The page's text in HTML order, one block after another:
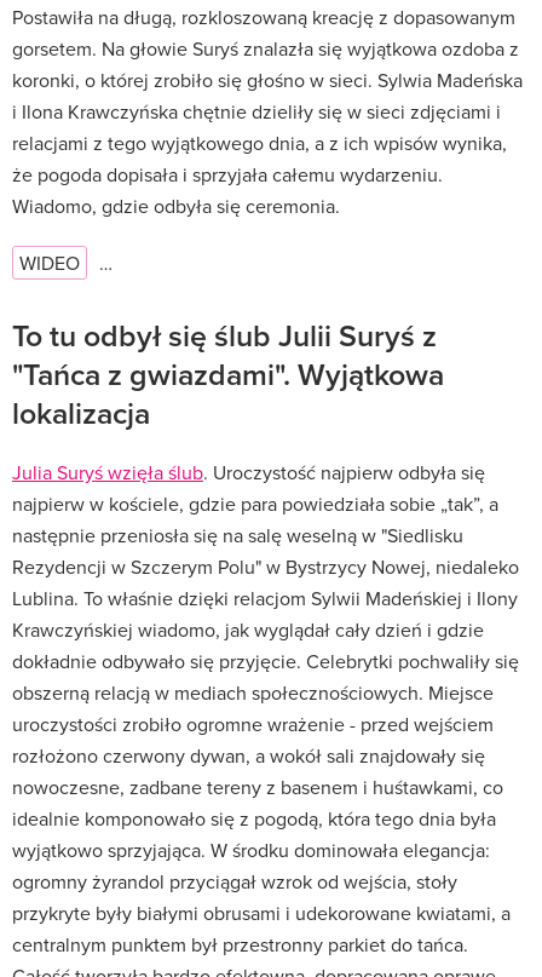
Postawiła na długą, rozkloszowaną kreację z dopasowanym
gorsetem. Na głowie Suryś znalazła się wyjątkowa ozdoba z
koronki, o której zrobiło się głośno w sieci. Sylwia Madeńska
i Ilona Krawczyńska chętnie dzieliły się w sieci zdjęciami i
relacjami z tego wyjątkowego dnia, a z ich wpisów wynika,
że pogoda dopisała i sprzyjała całemu wydarzeniu.
Wiadomo, gdzie odbyła się ceremonia.
WIDEO …
To tu odbył się ślub Julii Suryś z
"Tańca z gwiazdami". Wyjątkowa
lokalizacja
Julia Suryś wzięła ślub. Uroczystość najpierw odbyła się
najpierw w kościele, gdzie para powiedziała sobie „tak”, a
następnie przeniosła się na salę weselną w "Siedlisku
Rezydencji w Szczerym Polu" w Bystrzycy Nowej, niedaleko
Lublina. To właśnie dzięki relacjom Sylwii Madeńskiej i Ilony
Krawczyńskiej wiadomo, jak wyglądał cały dzień i gdzie
dokładnie odbywało się przyjęcie. Celebrytki pochwaliły się
obszerną relacją w mediach społecznościowych. Miejsce
uroczystości zrobiło ogromne wrażenie - przed wejściem
rozłożono czerwony dywan, a wokół sali znajdowały się
nowoczesne, zadbane tereny z basenem i huśtawkami, co
idealnie komponowało się z pogodą, która tego dnia była
wyjątkowo sprzyjająca. W środku dominowała elegancja:
ogromny żyrandol przyciągał wzrok od wejścia, stoły
przykryte były białymi obrusami i udekorowane kwiatami, a
centralnym punktem był przestronny parkiet do tańca.